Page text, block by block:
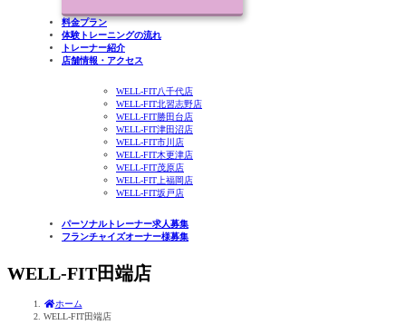
気軽にご連絡ください
料金プラン
体験トレーニングの流れ
トレーナー紹介
店舗情報・アクセス
WELL-FIT八千代店
WELL-FIT北習志野店
WELL-FIT勝田台店
WELL-FIT津田沼店
WELL-FIT市川店
WELL-FIT木更津店
WELL-FIT茂原店
WELL-FIT上福岡店
WELL-FIT坂戸店
パーソナルトレーナー求人募集
フランチャイズオーナー様募集
WELL-FIT田端店
ホーム
WELL-FIT田端店